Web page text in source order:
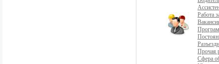
Работа
Прочая
Сфера